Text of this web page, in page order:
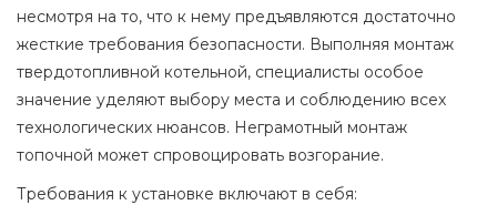
несмотря на то, что к нему предъявляются достаточно
жесткие требования безопасности. Выполняя монтаж
твердотопливной котельной, специалисты особое
значение уделяют выбору места и соблюдению всех
технологических нюансов. Неграмотный монтаж
топочной может спровоцировать возгорание.
Требования к установке включают в себя: